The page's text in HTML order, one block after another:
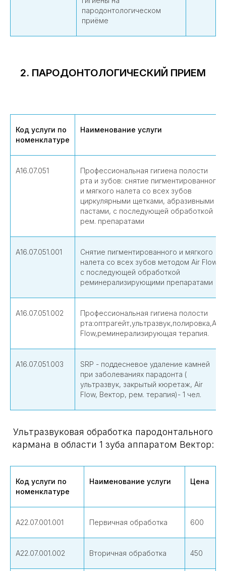
пародонтологическом
приёме
2. ПАРОДОНТОЛОГИЧЕСКИЙ ПРИЕМ
Код услуги по
номенклатуре
Наименование услуги
А16.07.051
Профессиональная гигиена полости
рта и зубов: снятие пигментированного
и мягкого налета со всех зубов
циркулярными щетками, абразивными
пастами, с последующей обработкой
рем. препаратами
А16.07.051.001
Снятие пигментированного и мягкого
налета со всех зубов методом Air Flow
c последующей обработкой
реминерализирующими препаратами
А16.07.051.002
Профессиональная гигиена полости
рта:оптрагейт,ультразвук,полировка,Air
Flow,реминерализирующая терапия.
А16.07.051.003
SRP - поддесневое удаление камней
при заболеваниях парадонта (
ультразвук, закрытый кюретаж, Air
Flow, Вектор, рем. терапия)- 1 чел.
Ультразвуковая обработка пародонтального
кармана в области 1 зуба аппаратом Вектор:
Код услуги по
номенклатуре
Наименование услуги Цена
А22.07.001.001 Первичная обработка 600
А22.07.001.002 Вторичная обработка 450